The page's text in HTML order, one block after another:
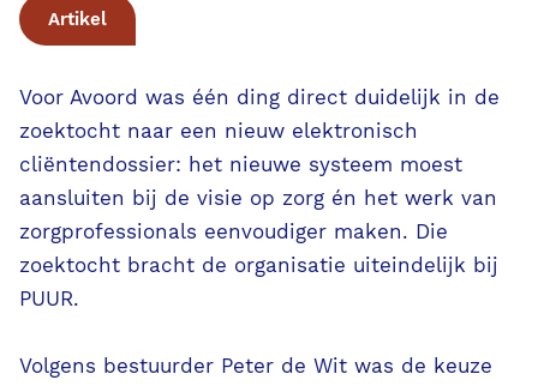
S-GGZ
PUUR. voor de zorgprofessional
PUUR. voor de bedrijfsvoering
PUUR. voor de familie & cliënt
Artikel
Voor Avoord was één ding direct duidelijk in de
zoektocht naar een nieuw elektronisch
cliëntendossier: het nieuwe systeem moest
aansluiten bij de visie op zorg én het werk van
zorgprofessionals eenvoudiger maken. Die
zoektocht bracht de organisatie uiteindelijk bij
PUUR.
Volgens bestuurder Peter de Wit was de keuze